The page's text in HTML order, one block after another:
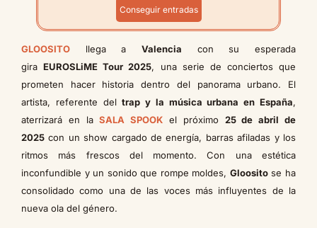
Conseguir entradas
GLOOSITO llega a Valencia con su esperada
giraEUROSLiME Tour 2025, una serie de conciertos que
prometen hacer historia dentro del panorama urbano. El
artista, referente deltrap y la música urbana en España,
aterrizará en laSALA SPOOK el próximo 25 de abril de
2025 con un show cargado de energía, barras afiladas y los
ritmos más frescos del momento. Con una estética
inconfundible y un sonido que rompe moldes, Gloositose ha
consolidado como una de las voces más influyentes de la
nueva ola del género.